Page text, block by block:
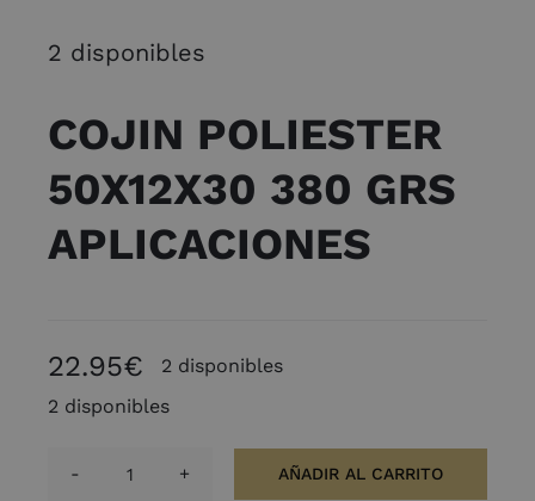
2 disponibles
COJIN POLIESTER
50X12X30 380 GRS
APLICACIONES
22.95€
2 disponibles
2 disponibles
COJIN
AÑADIR AL CARRITO